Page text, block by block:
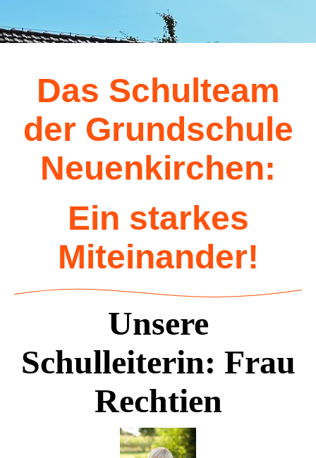
Das Schulteam
der Grundschule
Neuenkirchen:
Ein starkes
Miteinander!
Unsere
Schulleiterin: Frau
Rechtien